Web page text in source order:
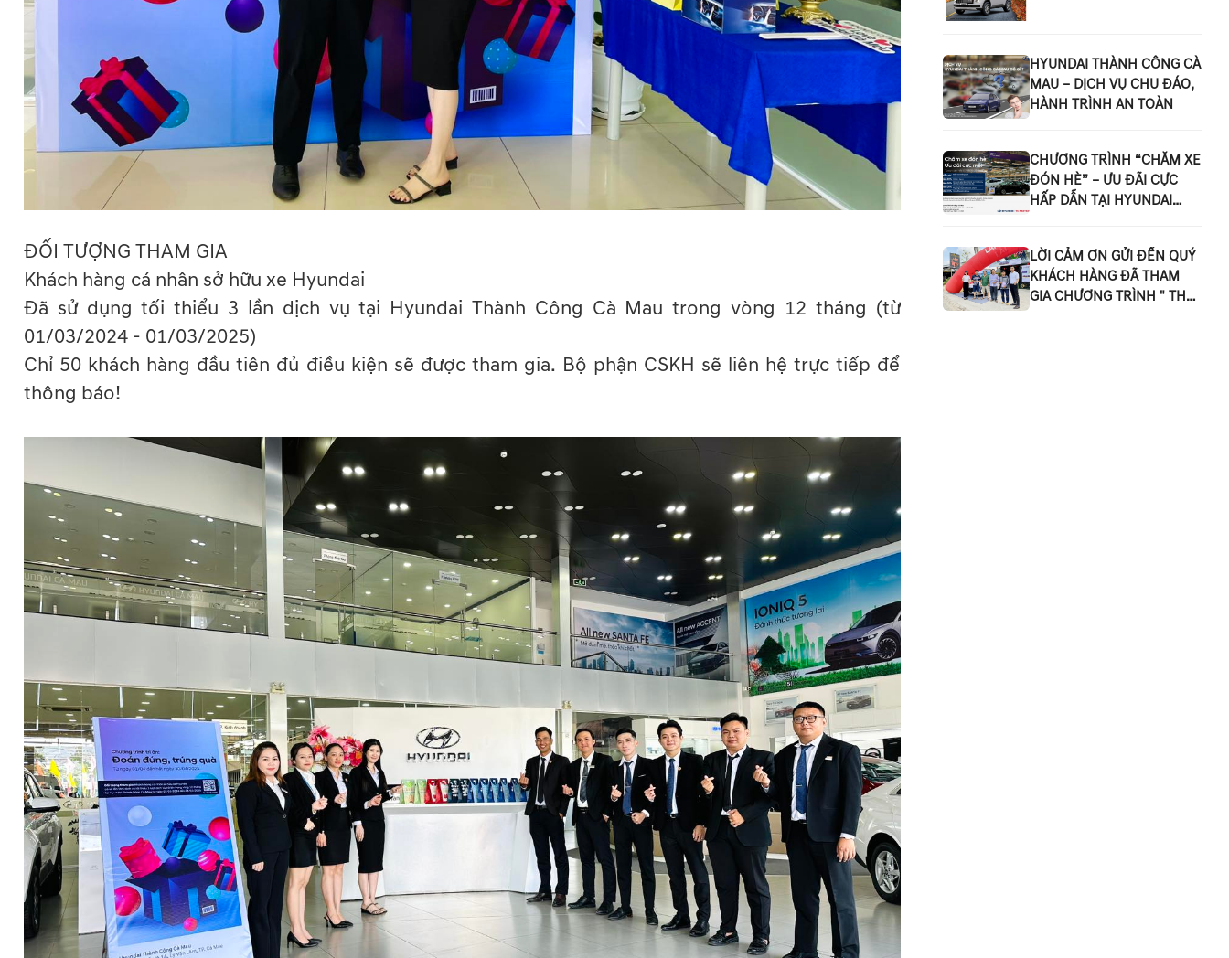
ĐỐI TƯỢNG THAM GIA
Khách hàng cá nhân sở hữu xe Hyundai
Đã sử dụng tối thiểu 3 lần dịch vụ tại Hyundai Thành Công Cà Mau trong vòng 12 tháng (từ
01/03/2024 - 01/03/2025)
Chỉ 50 khách hàng đầu tiên đủ điều kiện sẽ được tham gia. Bộ phận CSKH sẽ liên hệ trực tiếp để
thông báo!
HYUNDAI THÀNH CÔNG CÀ
MAU – DỊCH VỤ CHU ĐÁO,
HÀNH TRÌNH AN TOÀN
CHƯƠNG TRÌNH “CHĂM XE
ĐÓN HÈ” – ƯU ĐÃI CỰC
HẤP DẪN TẠI HYUNDAI
LỜI CẢM ƠN GỬI ĐẾN QUÝ
KHÁCH HÀNG ĐÃ THAM
GIA CHƯƠNG TRÌNH " THỬ